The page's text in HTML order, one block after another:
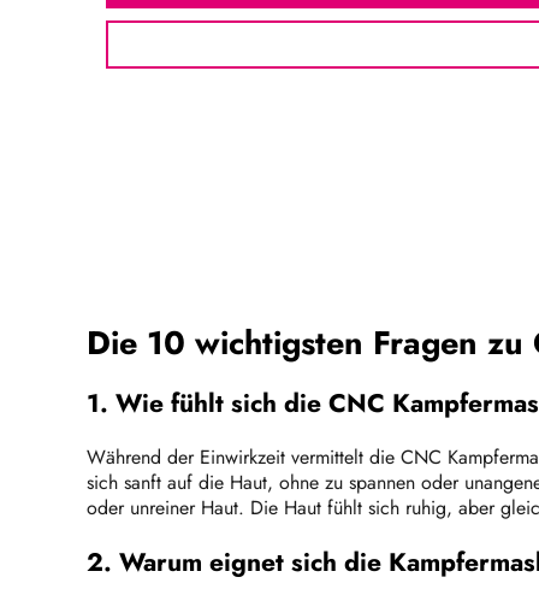
Die 10 wichtigsten Fragen zu
1. Wie fühlt sich die CNC
Während der Einwirkzeit vermittelt die CNC
sich sanft auf die Haut, ohne zu spannen oder
oder unreiner Haut. Die Haut fühlt sich ruhig, aber
2. Warum eignet sich die